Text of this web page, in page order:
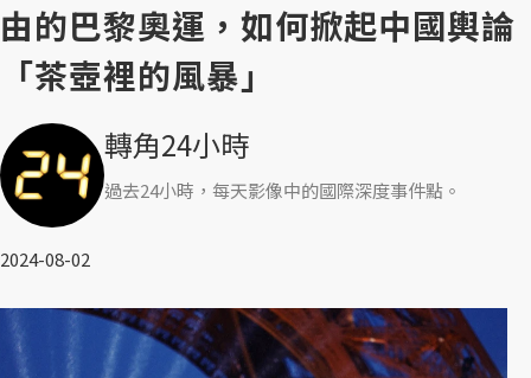
由的巴黎奧運，如何掀起中國輿論
「茶壺裡的風暴」
轉角24小時
過去24小時，每天影像中的國際深度事件點。
2024-08-02